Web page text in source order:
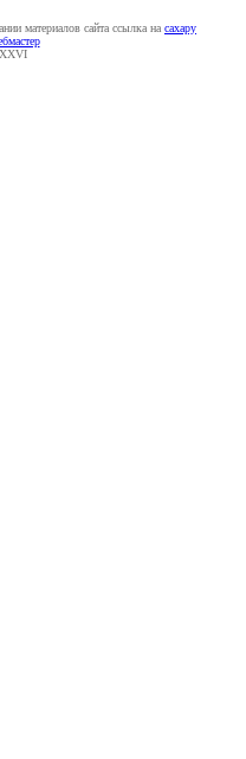
материалов сайта ссылка на caxapу